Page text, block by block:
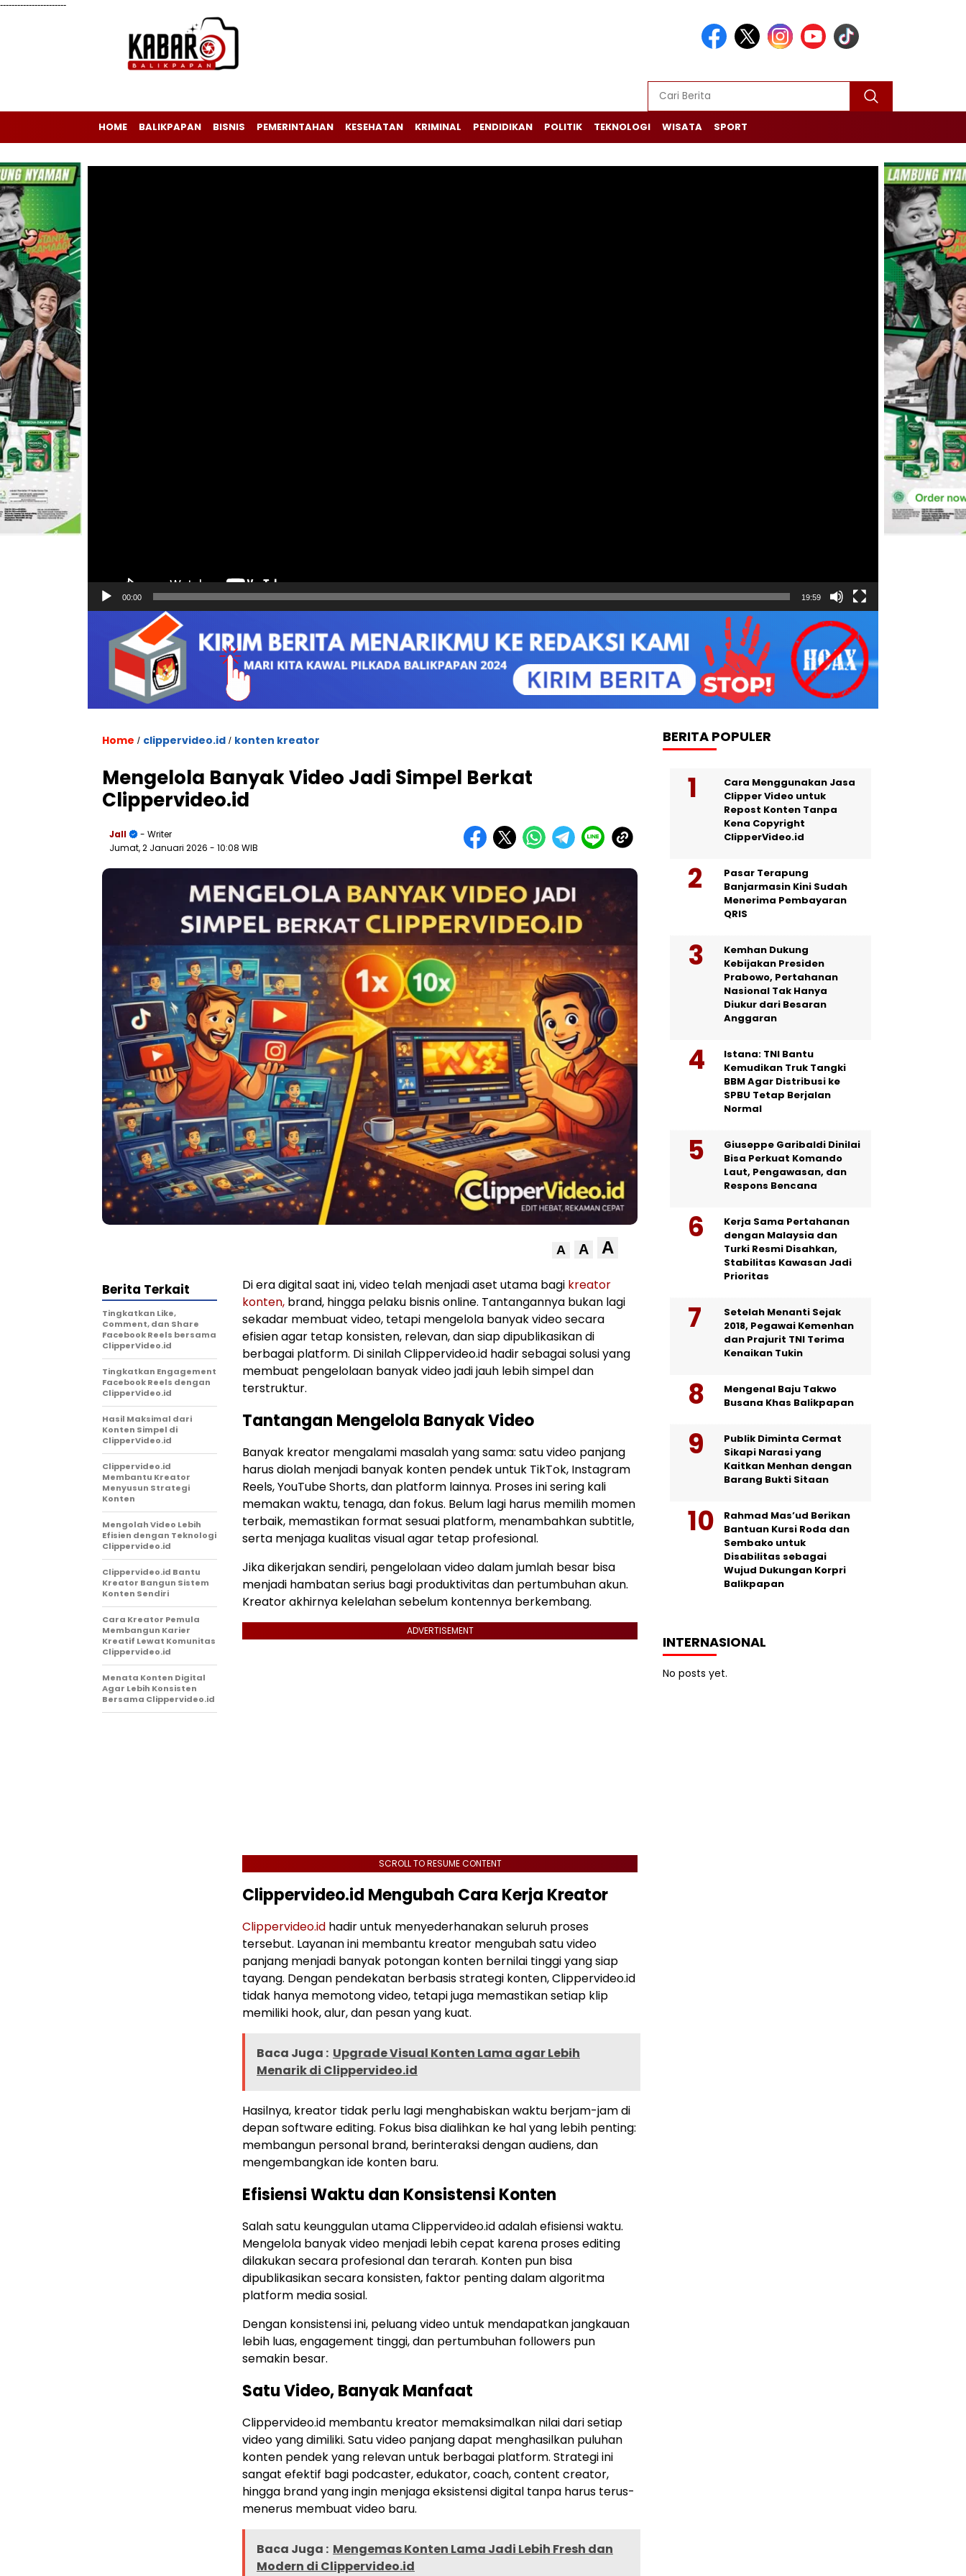
-----------------------
HOME BALIKPAPAN BISNIS PEMERINTAHAN KESEHATAN KRIMINAL PENDIDIKAN POLITIK TEKNOLOGI WISATA SPORT
00:00 19:59
Home / clippervideo.id / konten kreator
Mengelola Banyak Video Jadi Simpel Berkat
Clippervideo.id
Jall
- Writer
Jumat, 2 Januari 2026 - 10:08 WIB
A A A
Di era digital saat ini, video telah menjadi aset utama bagi kreator
konten, brand, hingga pelaku bisnis online. Tantangannya bukan lagi
sekadar membuat video, tetapi mengelola banyak video secara
efisien agar tetap konsisten, relevan, dan siap dipublikasikan di
berbagai platform. Di sinilah Clippervideo.id hadir sebagai solusi yang
membuat pengelolaan banyak video jadi jauh lebih simpel dan
terstruktur.
Tantangan Mengelola Banyak Video
Banyak kreator mengalami masalah yang sama: satu video panjang
harus diolah menjadi banyak konten pendek untuk TikTok, Instagram
Reels, YouTube Shorts, dan platform lainnya. Proses ini sering kali
memakan waktu, tenaga, dan fokus. Belum lagi harus memilih momen
terbaik, memastikan format sesuai platform, menambahkan subtitle,
serta menjaga kualitas visual agar tetap profesional.
Jika dikerjakan sendiri, pengelolaan video dalam jumlah besar bisa
menjadi hambatan serius bagi produktivitas dan pertumbuhan akun.
Kreator akhirnya kelelahan sebelum kontennya berkembang.
ADVERTISEMENT
SCROLL TO RESUME CONTENT
Clippervideo.id Mengubah Cara Kerja Kreator
Clippervideo.id hadir untuk menyederhanakan seluruh proses
tersebut. Layanan ini membantu kreator mengubah satu video
panjang menjadi banyak potongan konten bernilai tinggi yang siap
tayang. Dengan pendekatan berbasis strategi konten, Clippervideo.id
tidak hanya memotong video, tetapi juga memastikan setiap klip
memiliki hook, alur, dan pesan yang kuat.
Baca Juga : Upgrade Visual Konten Lama agar Lebih
Menarik di Clippervideo.id
Hasilnya, kreator tidak perlu lagi menghabiskan waktu berjam-jam di
depan software editing. Fokus bisa dialihkan ke hal yang lebih penting:
membangun personal brand, berinteraksi dengan audiens, dan
mengembangkan ide konten baru.
Efisiensi Waktu dan Konsistensi Konten
Salah satu keunggulan utama Clippervideo.id adalah efisiensi waktu.
Mengelola banyak video menjadi lebih cepat karena proses editing
dilakukan secara profesional dan terarah. Konten pun bisa
dipublikasikan secara konsisten, faktor penting dalam algoritma
platform media sosial.
Dengan konsistensi ini, peluang video untuk mendapatkan jangkauan
lebih luas, engagement tinggi, dan pertumbuhan followers pun
semakin besar.
Satu Video, Banyak Manfaat
Clippervideo.id membantu kreator memaksimalkan nilai dari setiap
video yang dimiliki. Satu video panjang dapat menghasilkan puluhan
konten pendek yang relevan untuk berbagai platform. Strategi ini
sangat efektif bagi podcaster, edukator, coach, content creator,
hingga brand yang ingin menjaga eksistensi digital tanpa harus terus-
menerus membuat video baru.
Baca Juga : Mengemas Konten Lama Jadi Lebih Fresh dan
Modern di Clippervideo.id
Berita Terkait
Tingkatkan Like,
Comment, dan Share
Facebook Reels bersama
ClipperVideo.id
Tingkatkan Engagement
Facebook Reels dengan
ClipperVideo.id
Hasil Maksimal dari
Konten Simpel di
ClipperVideo.id
Clippervideo.id
Membantu Kreator
Menyusun Strategi
Konten
Mengolah Video Lebih
Efisien dengan Teknologi
Clippervideo.id
Clippervideo.id Bantu
Kreator Bangun Sistem
Konten Sendiri
Cara Kreator Pemula
Membangun Karier
Kreatif Lewat Komunitas
Clippervideo.id
Menata Konten Digital
Agar Lebih Konsisten
Bersama Clippervideo.id
BERITA POPULER
Cara Menggunakan Jasa
Clipper Video untuk
Repost Konten Tanpa
Kena Copyright
ClipperVideo.id
Pasar Terapung
Banjarmasin Kini Sudah
Menerima Pembayaran
QRIS
Kemhan Dukung
Kebijakan Presiden
Prabowo, Pertahanan
Nasional Tak Hanya
Diukur dari Besaran
Anggaran
Istana: TNI Bantu
Kemudikan Truk Tangki
BBM Agar Distribusi ke
SPBU Tetap Berjalan
Normal
Giuseppe Garibaldi Dinilai
Bisa Perkuat Komando
Laut, Pengawasan, dan
Respons Bencana
Kerja Sama Pertahanan
dengan Malaysia dan
Turki Resmi Disahkan,
Stabilitas Kawasan Jadi
Prioritas
Setelah Menanti Sejak
2018, Pegawai Kemenhan
dan Prajurit TNI Terima
Kenaikan Tukin
Mengenal Baju Takwo
Busana Khas Balikpapan
Publik Diminta Cermat
Sikapi Narasi yang
Kaitkan Menhan dengan
Barang Bukti Sitaan
Rahmad Mas’ud Berikan
Bantuan Kursi Roda dan
Sembako untuk
Disabilitas sebagai
Wujud Dukungan Korpri
Balikpapan
INTERNASIONAL
No posts yet.